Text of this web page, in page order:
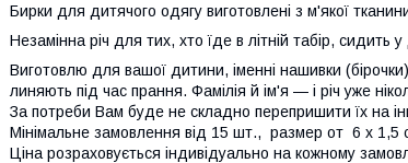
Бирки для дитячого одягу виготовлені з м'якої
Незамінна річ для тих, хто їде в літній табір, сидить
Виготовлю для вашої дитини, іменні нашивки
линяють під час прання. Фамілія й ім'я — і річ уже
За потреби Вам буде не складно перепришити їх на
Мінімальне замовлення від 15 шт., размер от 6 х 1,5
Ціна розраховується індивідуально на кожному